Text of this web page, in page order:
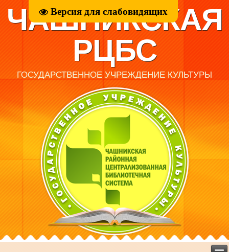
Версия для слабовидящих
ЧАШНИКСКАЯ
РЦБС
ГОСУДАРСТВЕННОЕ УЧРЕЖДЕНИЕ КУЛЬТУРЫ